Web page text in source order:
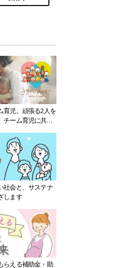
育児。頑張る2人を
チーム育児に共感
社会と、サステナ
します
らえる補助金・助